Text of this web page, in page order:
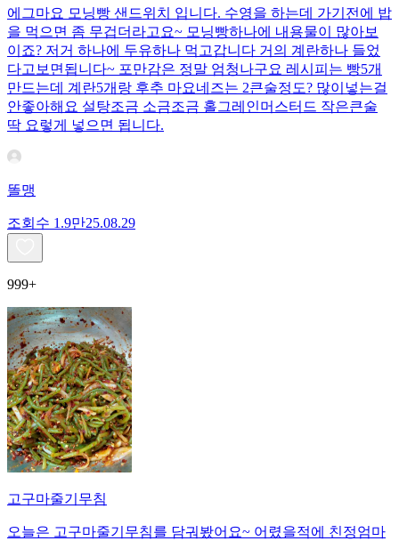
에그마요 모닝빵 샌드위치 입니다. 수영을 하는데 가기전에 밥
을 먹으면 좀 무겁더라고요~ 모닝빵하나에 내용물이 많아보
이죠? 저거 하나에 두유하나 먹고갑니다 거의 계란하나 들었
다고보면됩니다~ 포만감은 정말 엄청나구요 레시피는 빵5개
만드는데 계란5개랑 후추 마요네즈는 2큰술정도? 많이넣는걸
안좋아해요 설탕조금 소금조금 홀그레인머스터드 작은큰술
딱 요렇게 넣으면 됩니다.
똘맹
조회수 1.9만25.08.29
999+
고구마줄기무침
오늘은 고구마줄기무침를 담궈봤어요~ 어렸을적에 친정엄마